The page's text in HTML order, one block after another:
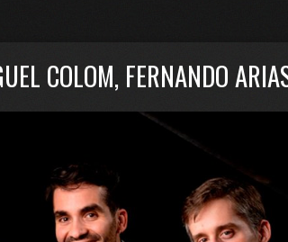
COLOM, FERNANDO